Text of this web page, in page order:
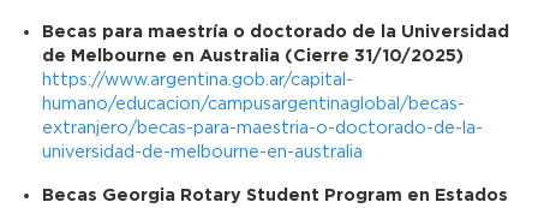
Becas para maestría o doctorado de la Universidad
de Melbourne en Australia (Cierre 31/10/2025)
https://www.argentina.gob.ar/capital-
humano/educacion/campusargentinaglobal/becas-
extranjero/becas-para-maestria-o-doctorado-de-la-
universidad-de-melbourne-en-australia
Becas Georgia Rotary Student Program en Estados